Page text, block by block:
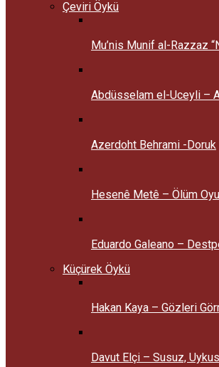
Çeviri Öykü
Mu’nis Munif al-Razzaz
Abdüsselam el-Uceyli –
Azerdoht Behrami -Doruk
Hesenê Metê – Ölüm
Eduardo Galeano –
Küçürek Öykü
Hakan Kaya – Gözleri
Davut Elçi – Susuz,